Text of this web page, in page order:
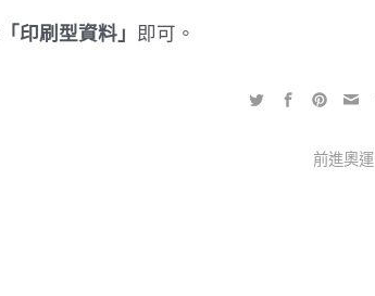
「印刷型資料」 即可。
前進奧運